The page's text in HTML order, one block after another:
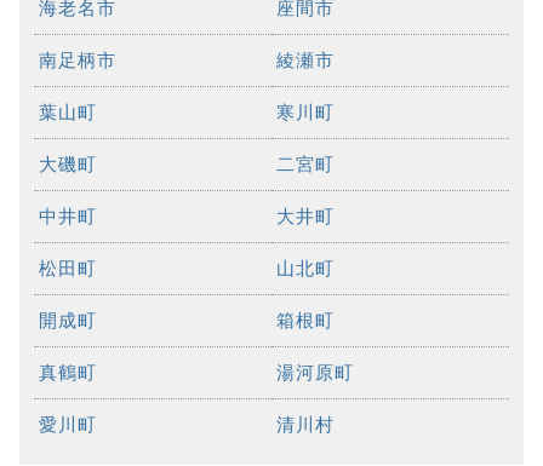
海老名市 座間市
南足柄市 綾瀬市
葉山町 寒川町
大磯町 二宮町
中井町 大井町
松田町 山北町
開成町 箱根町
真鶴町 湯河原町
愛川町 清川村